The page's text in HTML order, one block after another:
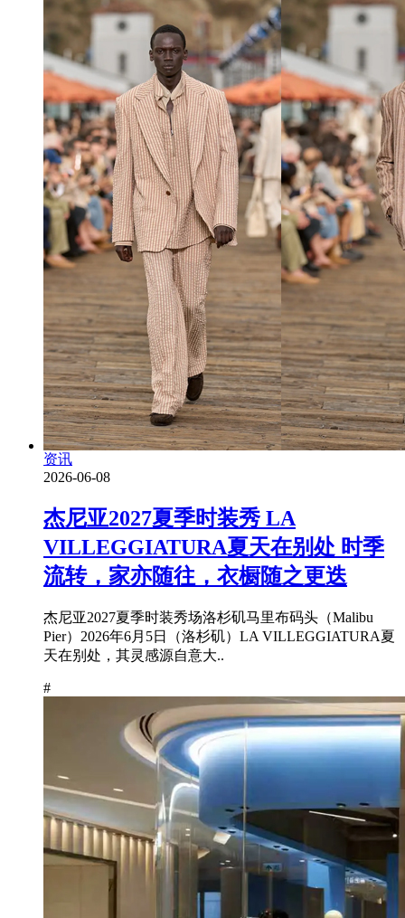
资讯
2026-06-08
杰尼亚2027夏季时装秀 LA
VILLEGGIATURA夏天在别处 时季
流转，家亦随往，衣橱随之更迭
杰尼亚2027夏季时装秀场洛杉矶马里布码头（Malibu
Pier）2026年6月5日（洛杉矶）LA VILLEGGIATURA夏
天在别处，其灵感源自意大..
#